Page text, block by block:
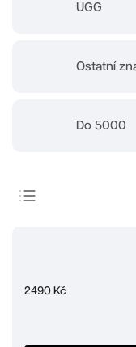
UGG
Ostatní
Do 5000
Nejprodávanější
2490 Kč